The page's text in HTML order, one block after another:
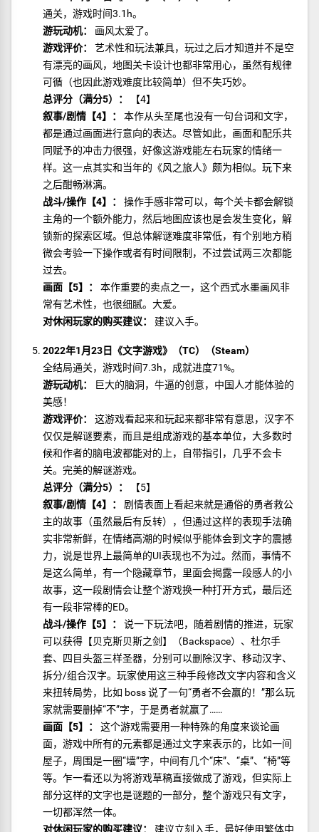
通关，游戏时间3.1h。
游玩动机：
画风太爱了。
游戏评价：
艺术性和玩法兼具，玩过之后才知道并不是空
有漂亮的画风，地图关卡设计也都非常用心，虽然有规律
可循（也因此游戏难度比较简单）但不失巧妙。
总评分（满分5）：
【4】
叙事/剧情【4】：
本作从头至尾也没有一句台词和文字，
都是通过画面进行意向的表达。尽管如此，画面和配乐共
同赋予的冲击力很强，好像这游戏能左右玩家的情绪一
样。这一点其实和当年的《风之旅人》颇为相似。玩下来
之后酣畅淋漓。
战斗/操作【4】：
操作手感非常可以，每个关卡都会解锁
主角的一个额外能力，然后地图应该也是会发生变化，解
锁新的探索区域。但总体解谜难度非常低，有个别地方稍
微会考验一下操作或者有时间限制，不过尝试两三次都能
过去。
画面【5】：
本作重要的卖点之一，这个西式水墨画风非
常有艺术性，也很细腻。大爱。
对休闲玩家的购买建议：
建议入手。
2022年1月23日《文字游戏》（TC）（Steam）
全结局通关，游戏时间7.3h，成就进度71%。
游玩动机：
巨大的脑洞，牛逼的创意，中国人才能体验的
美感！
游戏评价：
这游戏看起来和玩起来都非常有意思，汉字不
仅仅是解谜要素，而且是组成游戏的基本单位，大多数时
候和作者的脑电波都能对的上，自带指引，几乎不会卡
关。完美的解谜游戏。
总评分（满分5）：
【5】
叙事/剧情【4】：
剧情表面上看起来就是通俗的勇者救公
主的故事（虽然最后有反转），但通过这样的表现手法确
实非常新鲜，在情绪高潮的时候似乎能体会到文字的震撼
力，说是世界上最简单的UI表现也不为过。然而，事情不
是这么简单，有一个隐藏章节，里面会揭露一段感人的小
故事，这一段剧情会让整个游戏换一种打开方式，最后还
有一段非常棒的ED。
战斗/操作【5】：
说一下玩法吧，随着剧情的推进，玩家
可以获得【贝克斯贝斯之剑】（Backspace）、杜尔手
套、四目头盔三样圣器，分别可以删除汉字、移动汉字、
拆分/组合汉字。玩家使用这三种手段修改文字内容和含义
来扭转局势，比如 boss 说了一句“勇者不会赢的！”那么玩
家就需要删掉“不”字，于是勇者就赢了……
画面【5】：
这个游戏需要用一种特殊的角度来谈论画
面，游戏中所有的元素都是通过文字来表示的，比如一间
屋子，周围是一圈“墙”字，中间有几个“床”、“桌”、“椅”等
等。乍一看还以为将游戏草稿直接做成了游戏，但实际上
部分这样的文字也是谜题的一部分，整个游戏只有文字，
一切都浑然一体。
对休闲玩家的购买建议：
建议立刻入手，最好使用繁体中